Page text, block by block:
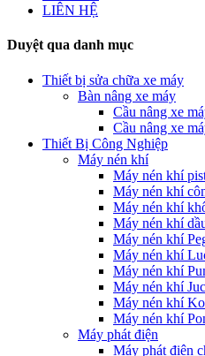
LIÊN HỆ
Duyệt qua danh mục
Thiết bị sửa chữa xe máy
Bàn nâng xe máy
Cầu nâng xe
Cầu nâng xe
Thiết Bị Công Nghiệp
Máy nén khí
Máy nén khí
Máy nén khí
Máy nén khí
Máy nén khí
Máy nén khí
Máy nén khí
Máy nén khí
Máy nén khí
Máy nén khí
Máy nén khí
Máy phát điện
Máy phát điện